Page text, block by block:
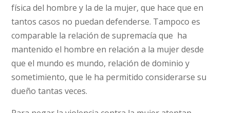
física del hombre y la de la mujer, que hace que en
tantos casos no puedan defenderse. Tampoco es
comparable la relación de supremacía que ha
mantenido el hombre en relación a la mujer desde
que el mundo es mundo, relación de dominio y
sometimiento, que le ha permitido considerarse su
dueño tantas veces.